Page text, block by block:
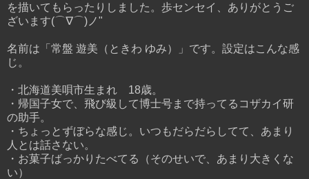
を描いてもらったりしました。歩センセイ、ありがとうご
ざいます(⌒∇⌒)ノ"
名前は「常盤 遊美（ときわ ゆみ）」です。設定はこんな感
じ。
・北海道美唄市生まれ 18歳。
・帰国子女で、飛び級して博士号まで持ってるコザカイ研
の助手。
・ちょっとずぼらな感じ。いつもだらだらしてて、あまり
人とは話さない。
・お菓子ばっかりたべてる（そのせいで、あまり大きくな
い）